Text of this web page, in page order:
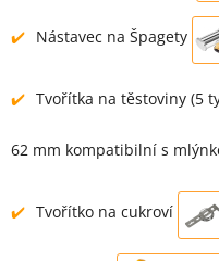
Nástavec na Špagety
Tvořítka na těstoviny (5
62 mm kompatibilní s
Tvořítko na cukroví